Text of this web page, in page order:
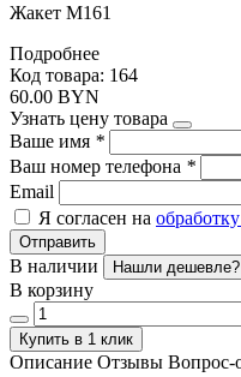
Жакет М161
Подробнее
Код товара: 164
60.00 BYN
Узнать цену товара
Ваше имя *
Ваш номер телефона *
Email
Я согласен на
Отправить
В наличии Нашли дешевле?
В корзину
Купить в 1 клик
Описание Отзывы Вопрос-